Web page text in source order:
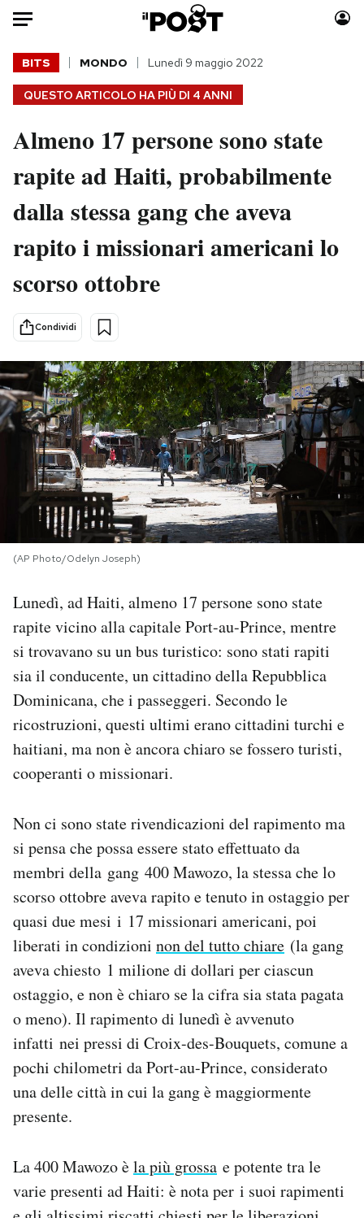
Auto
HOME
Italia
Politica
Tecnologia
Scienza
Sport
Moda
Consumismi
Storie/Idee
Media
PODCAST
NEWSLETTER
I MIEI PREFERITI
SHOP
CALENDARIO
Area Personale
Newsletter
Notifiche mobile
Hai bisogno di aiuto?
QUESTO ARTICOLO HA PIÙ DI 4 ANNI
BITS MONDO Lunedì 9 maggio 2022
Almeno 17 persone sono state
rapite ad Haiti, probabilmente
dalla stessa gang che aveva
rapito i missionari americani lo
scorso ottobre
Condividi
(AP Photo/Odelyn Joseph)
Lunedì, ad Haiti, almeno 17 persone sono state
rapite vicino alla capitale Port-au-Prince, mentre
si trovavano su un bus turistico: sono stati rapiti
sia il conducente, un cittadino della Repubblica
Dominicana, che i passeggeri. Secondo le
ricostruzioni, questi ultimi erano cittadini turchi e
haitiani, ma non è ancora chiaro se fossero turisti,
cooperanti o missionari.
Non ci sono state rivendicazioni del rapimento ma
si pensa che possa essere stato effettuato da
membri della gang 400 Mawozo, la stessa che lo
scorso ottobre aveva rapito e tenuto in ostaggio per
quasi due mesi i 17 missionari americani, poi
liberati in condizioni non del tutto chiare (la gang
aveva chiesto 1 milione di dollari per ciascun
ostaggio, e non è chiaro se la cifra sia stata pagata
o meno). Il rapimento di lunedì è avvenuto
infatti nei pressi di Croix-des-Bouquets, comune a
pochi chilometri da Port-au-Prince, considerato
una delle città in cui la gang è maggiormente
presente.
La 400 Mawozo èla più grossa e potente tra le
varie presenti ad Haiti: è nota per i suoi rapimenti